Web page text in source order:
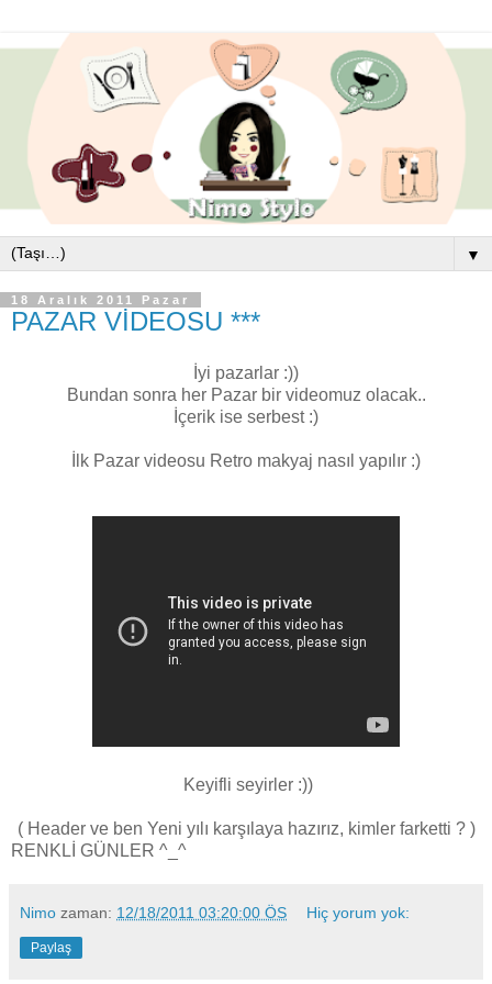
▼
18 Aralık 2011 Pazar
PAZAR VİDEOSU ***
İyi pazarlar :))
Bundan sonra her Pazar bir videomuz olacak..
İçerik ise serbest :)
İlk Pazar videosu Retro makyaj nasıl yapılır :)
Keyifli seyirler :))
( Header ve ben Yeni yılı karşılaya hazırız, kimler farketti ? )
RENKLİ GÜNLER ^_^
Nimo zaman: 12/18/2011 03:20:00 ÖS Hiç yorum yok:
Paylaş